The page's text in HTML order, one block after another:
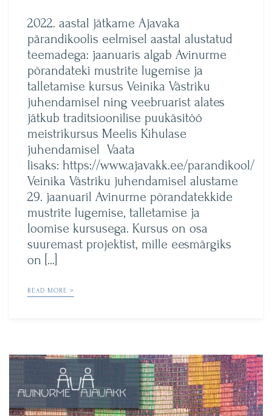
2022. aastal jätkame Ajavaka
pärandikoolis eelmisel aastal alustatud
teemadega: jaanuaris algab Avinurme
põrandateki mustrite lugemise ja
talletamise kursus Veinika Västriku
juhendamisel ning veebruarist alates
jätkub traditsioonilise puukäsitöö
meistrikursus Meelis Kihulase
juhendamisel Vaata
lisaks: https://www.ajavakk.ee/parandikool/
Veinika Västriku juhendamisel alustame
29. jaanuaril Avinurme põrandatekkide
mustrite lugemise, talletamise ja
loomise kursusega. Kursus on osa
suuremast projektist, mille eesmärgiks
on […]
READ MORE >